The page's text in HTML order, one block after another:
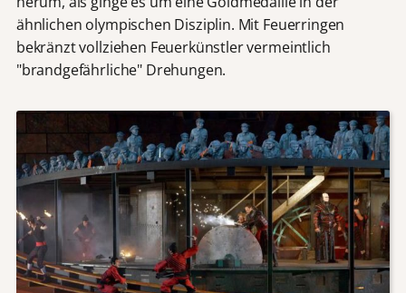
ähnlichen olympischen Disziplin. Mit Feuerringen
bekränzt vollziehen Feuerkünstler vermeintlich
"brandgefährliche" Drehungen.